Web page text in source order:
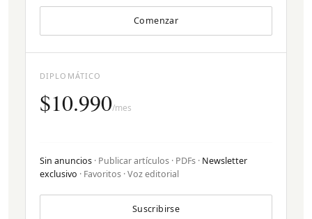
Comenzar
DIPLOMÁTICO
$10.990/mes
Sin anuncios · Publicar artículos · PDFs · Newsletter
exclusivo · Favoritos · Voz editorial
Suscribirse